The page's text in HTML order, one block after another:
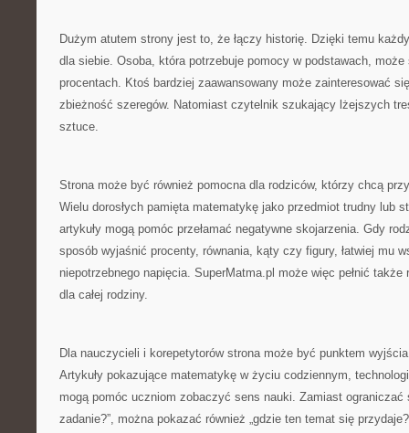
Dużym atutem strony jest to, że łączy historię. Dzięki temu
dla siebie. Osoba, która potrzebuje pomocy w podstawach, może
procentach. Ktoś bardziej zaawansowany może zainteresować
zbieżność szeregów. Natomiast czytelnik szukający lżejszych
sztuce.
Strona może być również pomocna dla rodziców, którzy chcą
Wielu dorosłych pamięta matematykę jako przedmiot trudny lub
artykuły mogą pomóc przełamać negatywne skojarzenia. Gdy
sposób wyjaśnić procenty, równania, kąty czy figury, łatwiej mu
niepotrzebnego napięcia. SuperMatma.pl może więc pełnić także
dla całej rodziny.
Dla nauczycieli i korepetytorów strona może być punktem
Artykuły pokazujące matematykę w życiu codziennym,
mogą pomóc uczniom zobaczyć sens nauki. Zamiast ograniczać
zadanie?”, można pokazać również „gdzie ten temat się